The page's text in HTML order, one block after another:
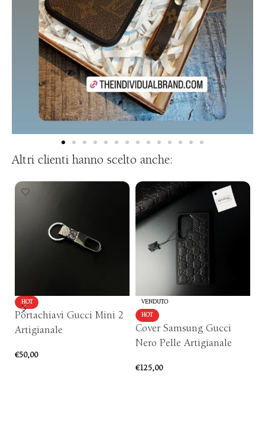
Altri clienti hanno scelto anche:
HOT
Portachiavi Gucci Mini 2
Artigianale
€50,00
VENDUTO
HOT
Cover Samsung Gucci
Nero Pelle Artigianale
€125,00